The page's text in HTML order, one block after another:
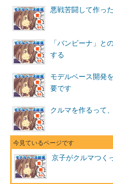
悪戦苦闘して作っ
「バンビーナ」と
する
モデルベース開発
要です
クルマを作るって
京子がクルマつく